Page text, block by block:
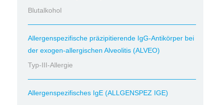
Blutalkohol
Allergenspezifische präzipitierende IgG-Antikörper bei
der exogen-allergischen Alveolitis (ALVEO)
Typ-III-Allergie
Allergenspezifisches IgE (ALLGENSPEZ IGE)